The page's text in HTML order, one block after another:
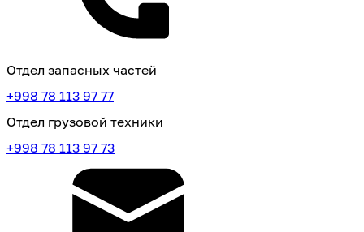
Отдел запасных частей
+998 78 113 97 77
Отдел грузовой техники
+998 78 113 97 73